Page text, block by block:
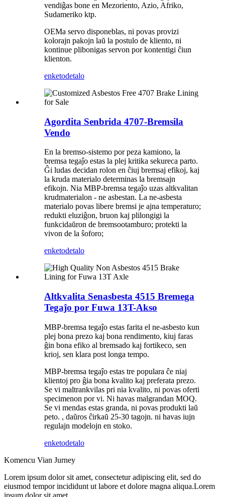
vendiĝas bone en Mezoriento, Azio, Afriko,
Sudameriko ktp.
OEMa servo disponeblas, ni povas provizi
kolorajn pakojn laŭ la postulo de kliento, ni
kontinue plibonigas servon por kontentigi ĉiun
klienton.
enketodetalo
Agordita Senbrida 4707-Bremsila
Vendo
En la bremso-sistemo por peza kamiono, la
bremsa tegaĵo estas la plej kritika sekureca parto.
Ĝi ludas decidan rolon en ĉiuj bremsaj efikoj, kaj
la kruda materialo determinas la bremsajn
efikojn. Nia MBP-bremsa tegaĵo uzas altkvalitan
krudmaterialon - ne asbestan. La ne-asbesta
materialo povas libere bremsi je ajna temperaturo;
redukti eluziĝon, bruon kaj plilongigi la
funkcidaŭron de bremsootamburo; protekti la
vivon de la ŝoforo;
enketodetalo
Altkvalita Senasbesta 4515 Bremega
Tegaĵo por Fuwa 13T-Akso
MBP-bremsa tegaĵo estas farita el ne-asbesto kun
plej bona prezo kaj bona rendimento, kiuj faras
ĝin bona efiko al bremsado kaj fortikeco, sen
krioj, sen klara post longa tempo.
MBP-bremsa tegaĵo estas tre populara ĉe niaj
klientoj pro ĝia bona kvalito kaj preferata prezo.
Se vi maltrankvilas pri nia kvalito, ni povas oferti
specimenon por vi. Ni havas malgrandan MOQ.
Se vi mendas estas granda, ni povas produkti laŭ
peto. , daŭros ĉirkaŭ 25-30 tagojn. ni havas iujn
regulajn modelojn en stoko.
enketodetalo
Komencu Vian Jurney
Lorem ipsum dolor sit amet, consectetur adipiscing elit, sed do
eiusmod tempor incididunt ut labore et dolore magna aliqua.Lorem
ipsum dolor sit amet.